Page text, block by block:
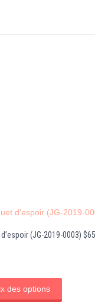
(JG-2019-0003) $65
des options
a